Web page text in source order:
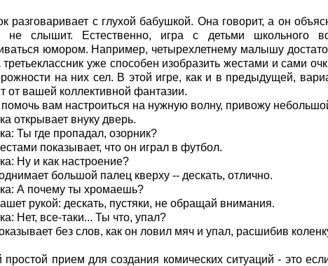
разговаривает с глухой бабушкой. Она говорит, а он
не слышит. Естественно, игра с детьми школьного
юмором. Например, четырехлетнему малышу
третьеклассник уже способен изобразить жестами и сами
на них сел. В этой игре, как и в предыдущей,
от вашей коллективной фантазии.
вам настроиться на нужную волну, привожу
открывает внуку дверь.
Ты где пропадал, озорник?
показывает, что он играл в футбол.
Ну и как настроение?
большой палец кверху -- дескать, отлично.
А почему ты хромаешь?
рукой: дескать, пустяки, не обращай внимания.
Нет, все-таки... Ты что, упал?
без слов, как он ловил мяч и упал, расшибив
прием для создания комических ситуаций - это